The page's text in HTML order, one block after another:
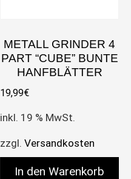
METALL GRINDER 4
PART “CUBE” BUNTE
HANFBLÄTTER
19,99€
inkl. 19 % MwSt.
zzgl.Versandkosten
In den Warenkorb